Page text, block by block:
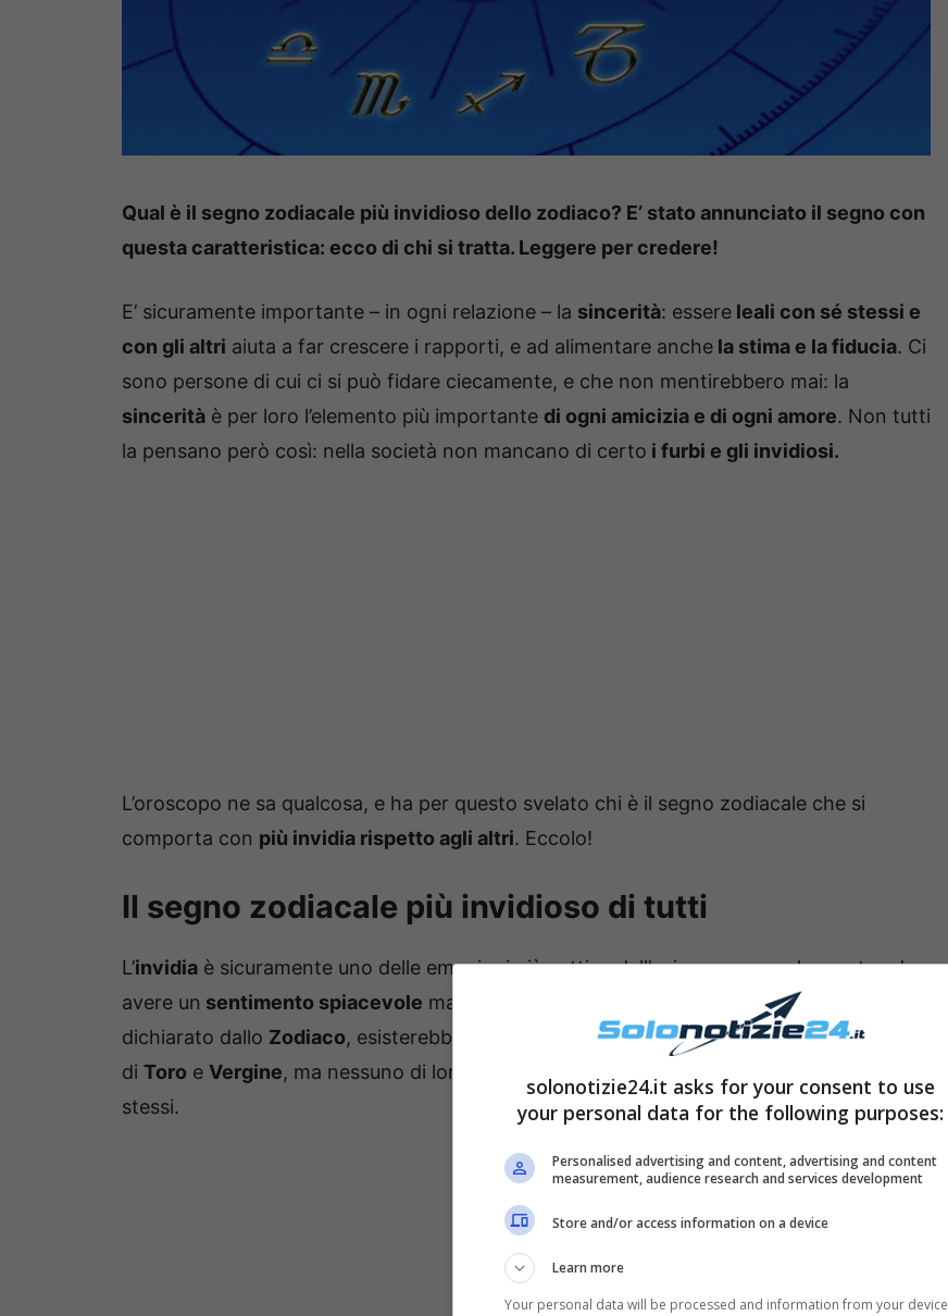
Qual è il segno zodiacale più invidioso dello zodiaco? E’ stato annunciato il segno con
questa caratteristica: ecco di chi si tratta. Leggere per credere!
E’ sicuramente importante – in ogni relazione – la sincerità: essere leali con sé stessi e
con gli altri aiuta a far crescere i rapporti, e ad alimentare anche la stima e la fiducia. Ci
sono persone di cui ci si può fidare ciecamente, e che non mentirebbero mai: la
sincerità è per loro l’elemento più importante di ogni amicizia e di ogni amore. Non tutti
la pensano però così: nella società non mancano di certo i furbi e gli invidiosi.
L’oroscopo ne sa qualcosa, e ha per questo svelato chi è il segno zodiacale che si
comporta con più invidia rispetto agli altri. Eccolo!
Il segno zodiacale più invidioso di tutti
L’invidia è sicuramente uno delle emozioni più cattive dell’animo umano, che porta ad
avere un sentimento spiacevole ma anche un
nei confronti dell’altro. Come
dichiarato dallo Zodiaco, esisterebbero alcuni segni che sarebbero più invidiosi: si tratta
di Toro e Vergine, ma nessuno di loro riuscirebbe mai ad
stessi.
solonotizie24.it asks for your consent to use
your personal data for the following purposes:
Personalised advertising and content, advertising and content
measurement, audience research and services development
Store and/or access information on a device
Learn more
Your personal data will be processed and information from your device